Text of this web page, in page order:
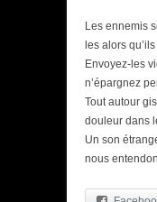
Les ennemis
les alors
Envoyez-les
n’épargnez
Tout autour
douleur dans
Un son
nous